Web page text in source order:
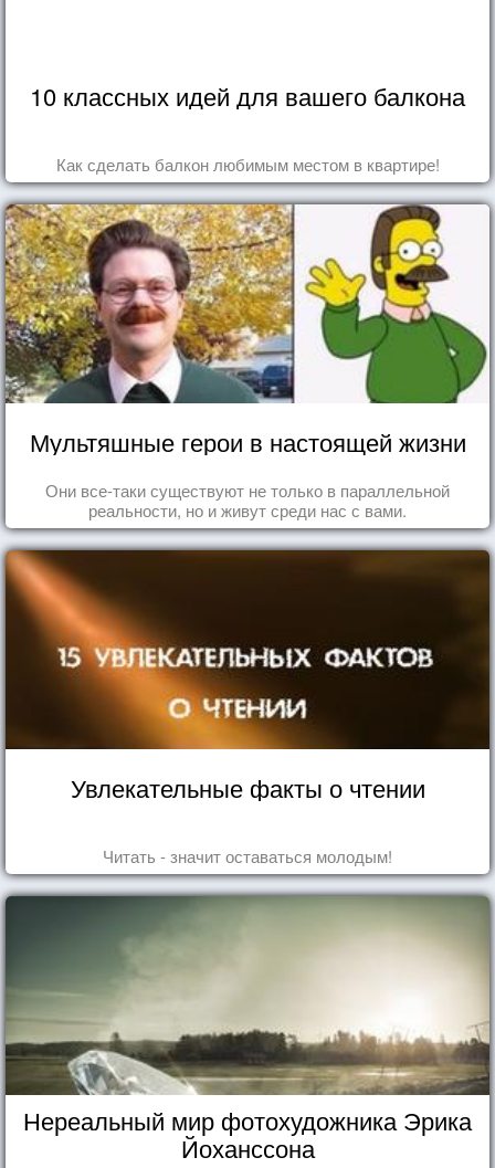
10 классных идей для вашего балкона
Как сделать балкон любимым местом в квартире!
Мультяшные герои в настоящей жизни
Они все-таки существуют не только в параллельной
реальности, но и живут среди нас с вами.
Увлекательные факты о чтении
Читать - значит оставаться молодым!
Нереальный мир фотохудожника Эрика
Йоханссона